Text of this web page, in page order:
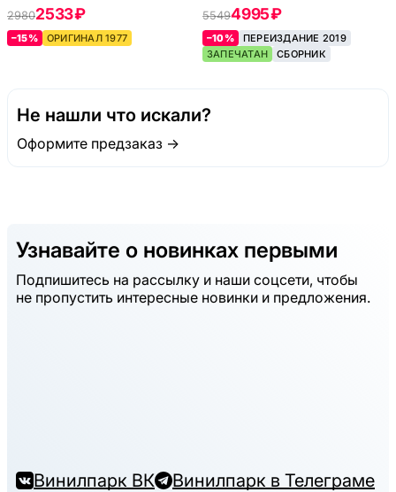
29802533 ₽
–15% ОРИГИНАЛ 1977
55494995 ₽
–10%
ПЕРЕИЗДАНИЕ 2019
ЗАПЕЧАТАН
СБОРНИК
Не нашли что искали?
Оформите предзаказ →
Узнавайте о новинках первыми
Подпишитесь на рассылку и наши соцсети, чтобы
не пропустить интересные новинки и предложения.
Винилпарк ВК Винилпарк в Телеграме